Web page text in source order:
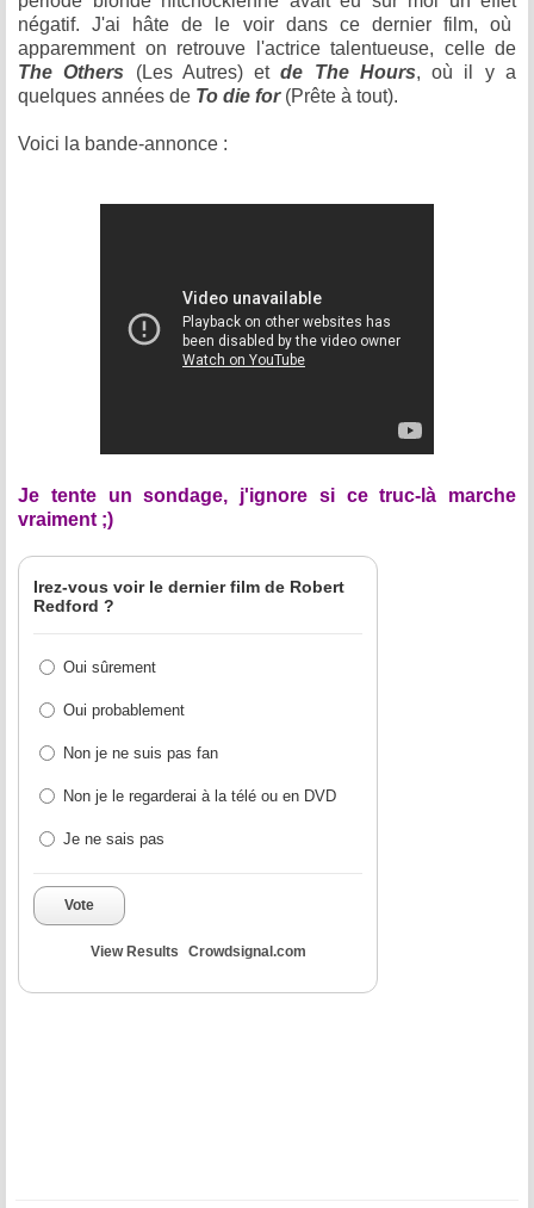
négatif. J'ai hâte de le voir dans ce dernier film, où
apparemment on retrouve l'actrice talentueuse, celle de
The Others (Les Autres) et de The Hours, où il y a
quelques années de To die for (Prête à tout).
Voici la bande-annonce :
Je tente un sondage, j'ignore si ce truc-là marche
vraiment ;)
Irez-vous voir le dernier film de Robert
Redford ?
Oui sûrement
Oui probablement
Non je ne suis pas fan
Non je le regarderai à la télé ou en DVD
Je ne sais pas
Vote
View Results Crowdsignal.com